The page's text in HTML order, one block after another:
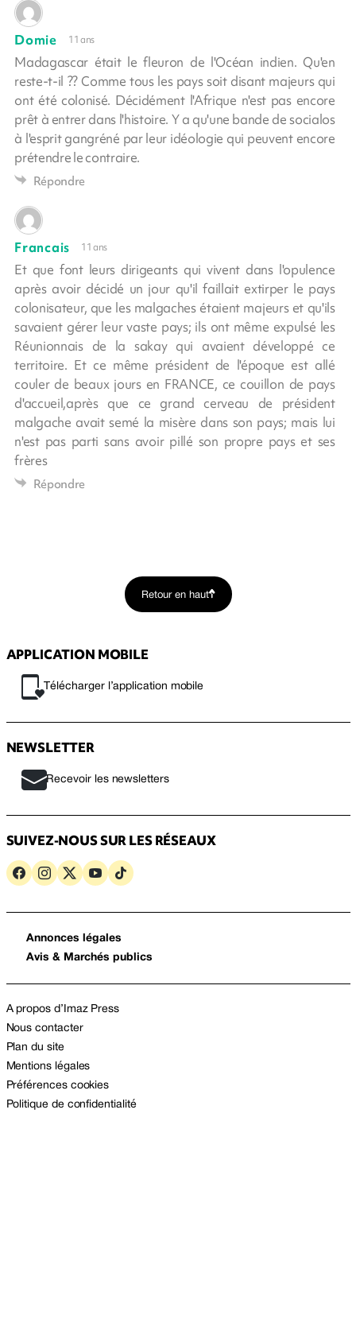
Domie 11 ans
Madagascar était le fleuron de l'Océan indien. Qu'en
reste-t-il ?? Comme tous les pays soit disant majeurs qui
ont été colonisé. Décidément l'Afrique n'est pas encore
prêt à entrer dans l'histoire. Y a qu'une bande de socialos
à l'esprit gangréné par leur idéologie qui peuvent encore
prétendre le contraire.
Répondre
Francais 11 ans
Et que font leurs dirigeants qui vivent dans l'opulence
après avoir décidé un jour qu'il faillait extirper le pays
colonisateur, que les malgaches étaient majeurs et qu'ils
savaient gérer leur vaste pays; ils ont même expulsé les
Réunionnais de la sakay qui avaient développé ce
territoire. Et ce même président de l'époque est allé
couler de beaux jours en FRANCE, ce couillon de pays
d'accueil,après que ce grand cerveau de président
malgache avait semé la misère dans son pays; mais lui
n'est pas parti sans avoir pillé son propre pays et ses
frères
Répondre
Retour en haut
APPLICATION MOBILE
Télécharger l’application mobile
NEWSLETTER
Recevoir les newsletters
SUIVEZ-NOUS SUR LES RÉSEAUX
Annonces légales
Avis & Marchés publics
A propos d’Imaz Press
Nous contacter
Plan du site
Mentions légales
Préférences cookies
Politique de confidentialité